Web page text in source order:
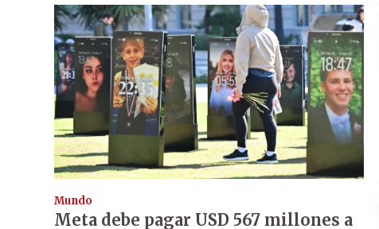
Mundo
Meta debe pagar USD 567 millones a